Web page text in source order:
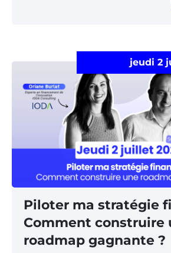
jeudi 2
Piloter ma stratégie
Comment construire
roadmap gagnante ?